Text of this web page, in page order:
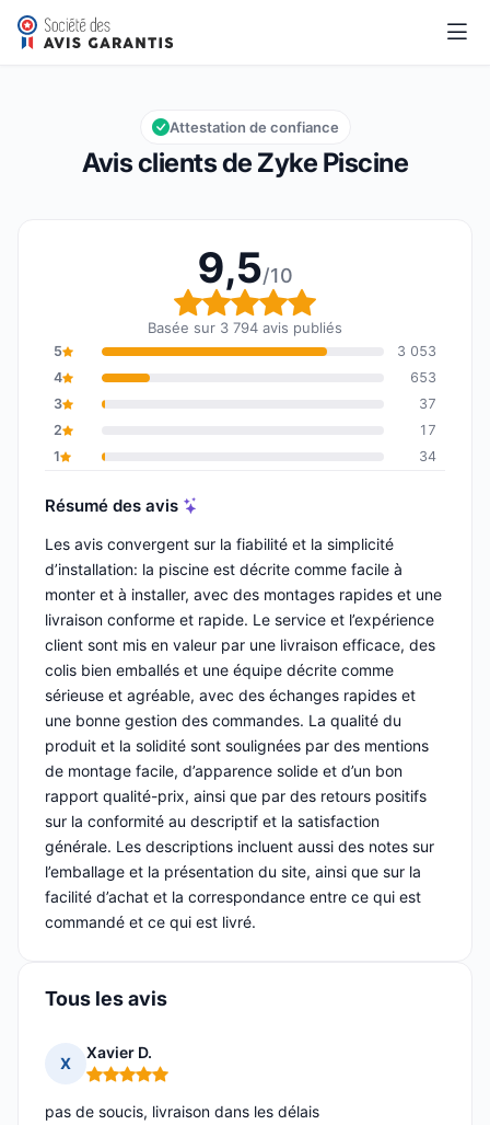
Zyke Piscine
Note globale : 9,5 sur 10
9,5/10
Avis clients de Zyke Piscine
Attestation de confiance
9,5/10
Note globale : 9,5 sur
Basée sur 3 794 avis publiés
5
3 053
4
653
3
37
2
17
1
34
Résumé des avis
Les avis convergent sur la fiabilité et la simplicité
d’installation: la piscine est décrite comme facile à
monter et à installer, avec des montages rapides et une
livraison conforme et rapide. Le service et l’expérience
client sont mis en valeur par une livraison efficace, des
colis bien emballés et une équipe décrite comme
sérieuse et agréable, avec des échanges rapides et
une bonne gestion des commandes. La qualité du
produit et la solidité sont soulignées par des mentions
de montage facile, d’apparence solide et d’un bon
rapport qualité-prix, ainsi que par des retours positifs
sur la conformité au descriptif et la satisfaction
générale. Les descriptions incluent aussi des notes sur
l’emballage et la présentation du site, ainsi que sur la
facilité d’achat et la correspondance entre ce qui est
commandé et ce qui est livré.
Tous les avis
X
Xavier D.
Note : 5 sur 5
pas de soucis, livraison dans les délais